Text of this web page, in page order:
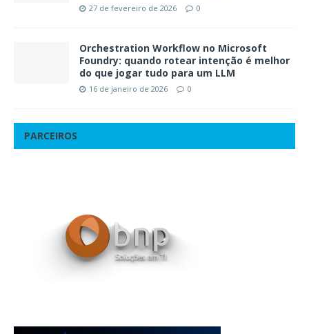
27 de fevereiro de 2026 0
Orchestration Workflow no Microsoft
Foundry: quando rotear intenção é melhor
do que jogar tudo para um LLM
16 de janeiro de 2026 0
PARCEIROS